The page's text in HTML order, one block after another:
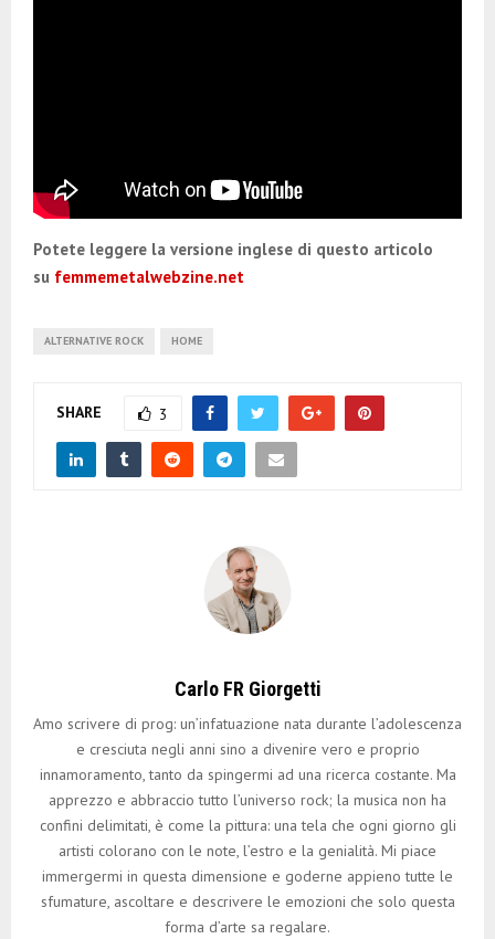
Potete leggere la versione inglese di questo articolo
su femmemetalwebzine.net
ALTERNATIVE ROCK HOME
SHARE 3
Carlo FR Giorgetti
Amo scrivere di prog: un’infatuazione nata durante l’adolescenza
e cresciuta negli anni sino a divenire vero e proprio
innamoramento, tanto da spingermi ad una ricerca costante. Ma
apprezzo e abbraccio tutto l’universo rock; la musica non ha
confini delimitati, è come la pittura: una tela che ogni giorno gli
artisti colorano con le note, l’estro e la genialità. Mi piace
immergermi in questa dimensione e goderne appieno tutte le
sfumature, ascoltare e descrivere le emozioni che solo questa
forma d’arte sa regalare.